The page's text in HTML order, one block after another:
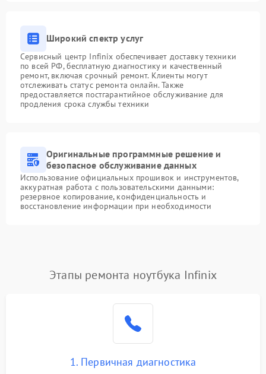
Широкий спектр услуг
Сервисный центр Infinix обеспечивает доставку техники
по всей РФ, бесплатную диагностику и качественный
ремонт, включая срочный ремонт. Клиенты могут
отслеживать статус ремонта онлайн. Также
предоставляется постгарантийное обслуживание для
продления срока службы техники
Оригинальные программные решение и
безопасное обслуживание данных
Использование официальных прошивок и инструментов,
аккуратная работа с пользовательскими данными:
резервное копирование, конфиденциальность и
восстановление информации при необходимости
Этапы ремонта ноутбука Infinix
1. Первичная диагностика